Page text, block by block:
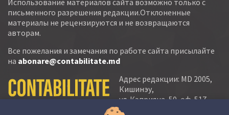
Использование материалов сайта возможно только с
письменного разрешения редакции.Отклоненные
материалы не рецензируются и не возвращаются
авторам.
Все пожелания и замечания по работе сайта присылайте
на abonare@contabilitate.md
Адрес редакции: MD 2005,
Кишинэу,
ул. Кэприяна, 50, оф. 517-
518